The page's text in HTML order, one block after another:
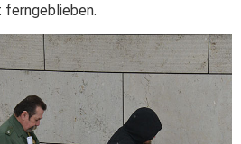
ferngeblieben.